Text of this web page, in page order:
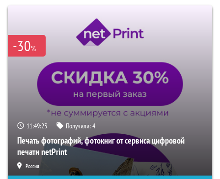
-30%
11:49:22 Получили:4
Печать фотографий, фотокниг от сервиса цифровой
печати netPrint
Россия